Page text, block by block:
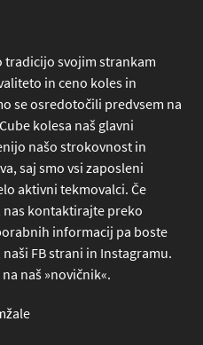
tradicijo svojim strankam
in ceno koles in
se osredotočili predvsem na
kolesa naš glavni
našo strokovnost in
saj smo vsi zaposleni
aktivni tekmovalci. Če
kontaktirajte preko
informacij pa boste
FB strani in Instagramu.
naš »novičnik«.